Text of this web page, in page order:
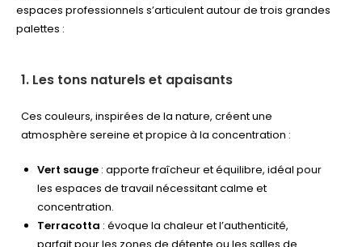
espaces professionnels s’articulent autour de trois grandes
palettes :
1. Les tons naturels et apaisants
Ces couleurs, inspirées de la nature, créent une
atmosphère sereine et propice à la concentration :
Vert sauge : apporte fraîcheur et équilibre, idéal pour
les espaces de travail nécessitant calme et
concentration.
Terracotta : évoque la chaleur et l’authenticité,
parfait pour les zones de détente ou les salles de